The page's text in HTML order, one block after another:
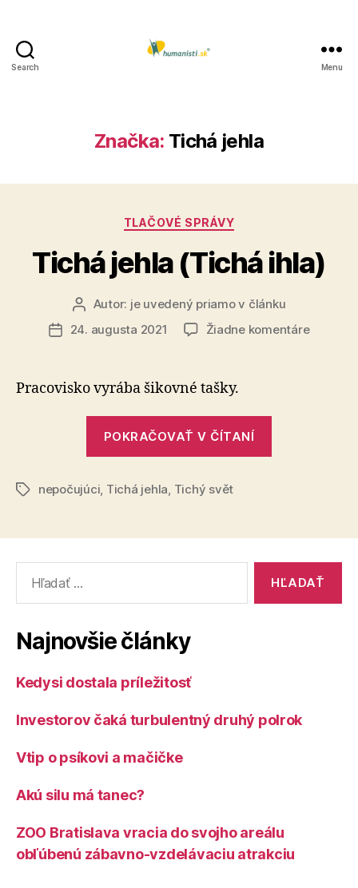
Search Menu
Značka: Tichá jehla
Kategórie
TLAČOVÉ SPRÁVY
Tichá jehla (Tichá ihla)
Autor
článku
Autor: je uvedený priamo v článku
Dátum24. augusta 2021 Žiadne komentárena
Pracovisko vyrába šikovné tašky.
POKRAČOVAŤ V ČÍTANÍ
Značkynepočujúci, Tichá jehla, Tichý svět
Najnovšie články
Kedysi dostala príležitosť
Investorov čaká turbulentný druhý polrok
Vtip o psíkovi a mačičke
Akú silu má tanec?
ZOO Bratislava vracia do svojho areálu
obľúbenú zábavno-vzdelávaciu atrakciu